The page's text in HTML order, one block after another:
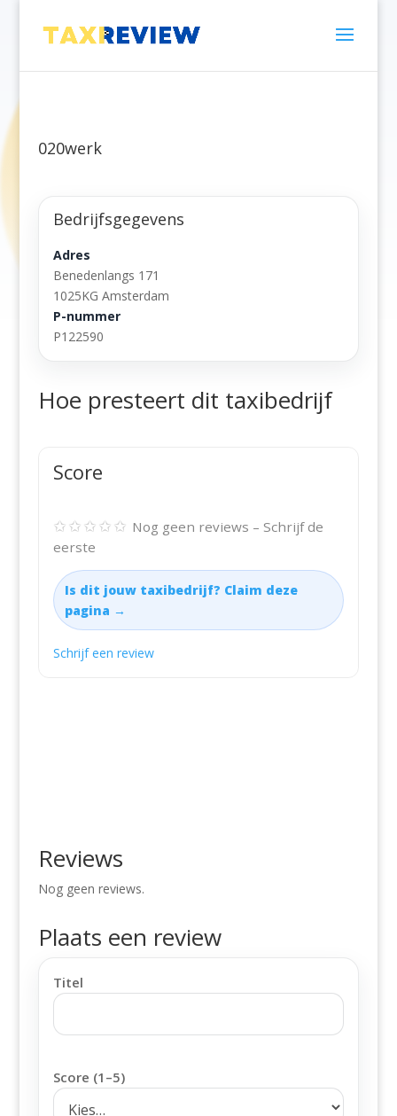
020werk
Bedrijfsgegevens
Adres
Benedenlangs 171
1025KG Amsterdam
P-nummer
P122590
Hoe presteert dit taxibedrijf
Score
✩✩✩✩✩ Nog geen reviews – Schrijf de
eerste
Is dit jouw taxibedrijf? Claim deze
pagina →
Schrijf een review
Reviews
Nog geen reviews.
Plaats een review
Titel
Score (1–5)